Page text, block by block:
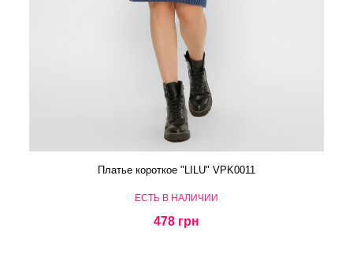
Платье короткое "LILU" VPK0011
ЕСТЬ В НАЛИЧИИ
478 грн